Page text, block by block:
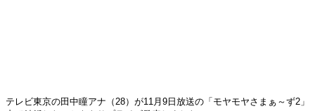
テレビ東京の田中瞳アナ（28）が11月9日放送の「モヤモヤさまぁ～ず2」